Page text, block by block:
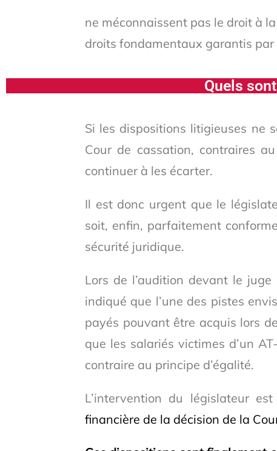
ne méconnaissent pas le droit à
droits fondamentaux garantis
Quels
Si les dispositions litigieuses ne
Cour de cassation, contraires
continuer à les écarter.
Il est donc urgent que le
soit, enfin, parfaitement
sécurité juridique.
Lors de l’audition devant le
indiqué que l’une des pistes
payés pouvant être acquis lors
que les salariés victimes d’un
contraire au principe d’égalité.
L’intervention du législateur
financière de la décision de la